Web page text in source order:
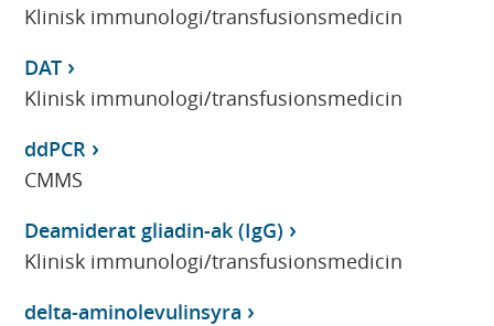
Klinisk immunologi/transfusionsmedicin
DAT
Klinisk immunologi/transfusionsmedicin
ddPCR
CMMS
Deamiderat gliadin-ak (IgG)
Klinisk immunologi/transfusionsmedicin
delta-aminolevulinsyra